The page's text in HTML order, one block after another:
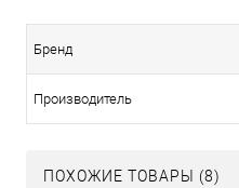
Бренд
Производитель
ПОХОЖИЕ ТОВАРЫ (8)